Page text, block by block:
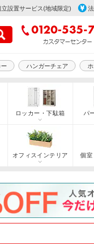
立設置サービス(地域限定)
ハンガーチェア
ロッカー・下駄箱 パ
オフィスインテリア 個室